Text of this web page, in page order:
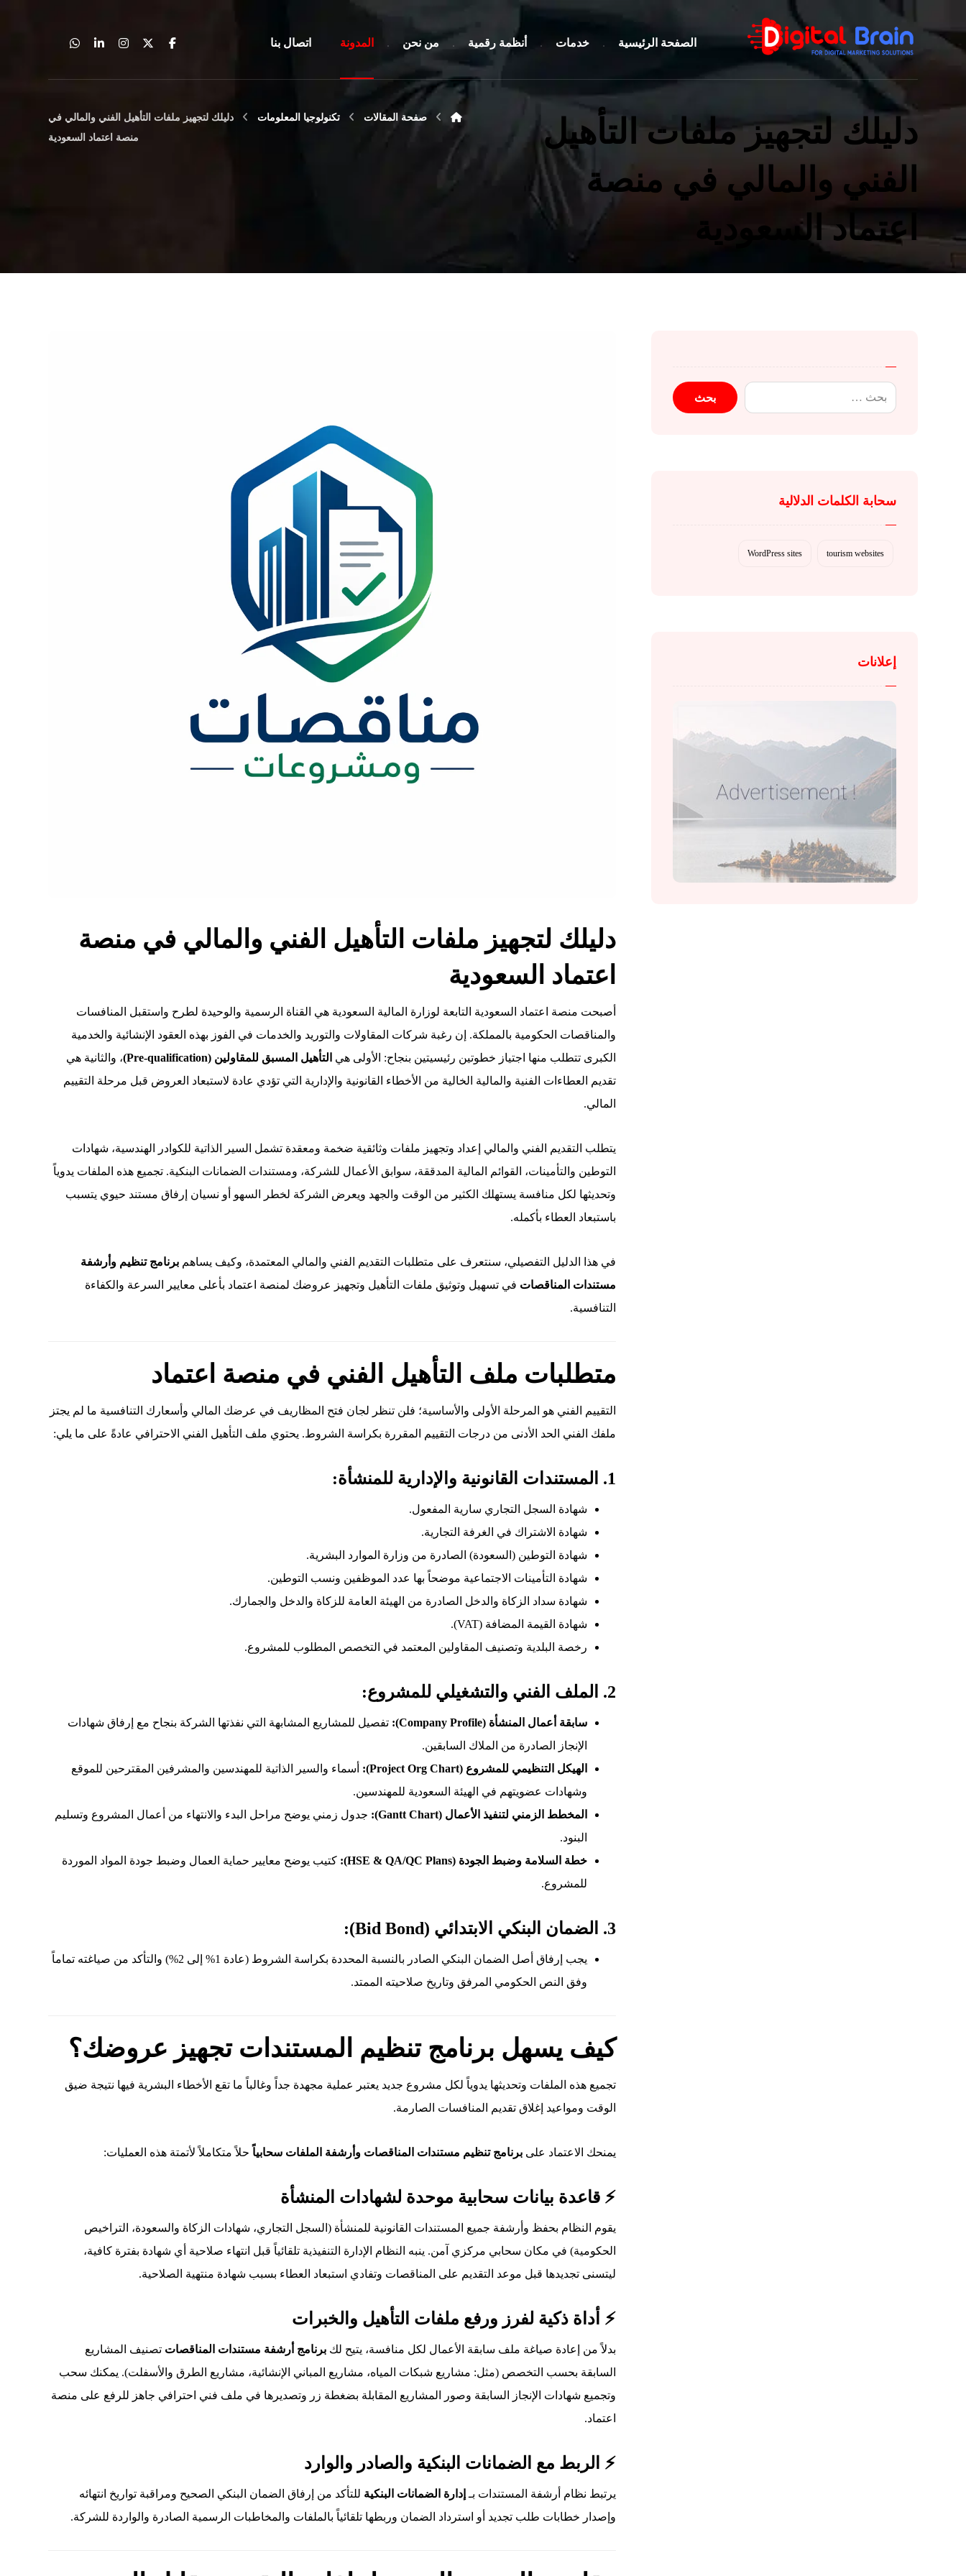
الصفحة الرئيسية خدمات أنظمة رقمية من نحن المدونة اتصال بنا
دليلك لتجهيز ملفات التأهيل
الفني والمالي في منصة
اعتماد السعودية
صفحة المقالات تكنولوجيا المعلومات
دليلك لتجهيز ملفات التأهيل الفني والمالي في
منصة اعتماد السعودية
دليلك لتجهيز ملفات التأهيل الفني والمالي في منصة
اعتماد السعودية
أصبحت منصة اعتماد السعودية التابعة لوزارة المالية السعودية هي القناة الرسمية والوحيدة لطرح واستقبل المنافسات
والمناقصات الحكومية بالمملكة. إن رغبة شركات المقاولات والتوريد والخدمات في الفوز بهذه العقود الإنشائية والخدمية
الكبرى تتطلب منها اجتياز خطوتين رئيسيتين بنجاح: الأولى هي التأهيل المسبق للمقاولين (Pre-qualification)
، والثانية هي
تقديم العطاءات الفنية والمالية الخالية من الأخطاء القانونية والإدارية التي تؤدي عادة لاستبعاد العروض قبل مرحلة التقييم
المالي.
يتطلب التقديم الفني والمالي إعداد وتجهيز ملفات وثائقية ضخمة ومعقدة تشمل السير الذاتية للكوادر الهندسية، شهادات
التوطين والتأمينات، القوائم المالية المدققة، سوابق الأعمال للشركة، ومستندات الضمانات البنكية. تجميع هذه الملفات يدوياً
وتحديثها لكل منافسة يستهلك الكثير من الوقت والجهد ويعرض الشركة لخطر السهو أو نسيان إرفاق مستند حيوي يتسبب
باستبعاد العطاء بأكمله.
في هذا الدليل التفصيلي، سنتعرف على متطلبات التقديم الفني والمالي المعتمدة، وكيف يساهم برنامج تنظيم وأرشفة
مستندات المناقصات في تسهيل وتوثيق ملفات التأهيل وتجهيز عروضك لمنصة اعتماد بأعلى معايير السرعة والكفاءة
التنافسية.
متطلبات ملف التأهيل الفني في منصة اعتماد
التقييم الفني هو المرحلة الأولى والأساسية؛ فلن تنظر لجان فتح المظاريف في عرضك المالي وأسعارك التنافسية ما لم يجتز
ملفك الفني الحد الأدنى من درجات التقييم المقررة بكراسة الشروط. يحتوي ملف التأهيل الفني الاحترافي عادةً على ما يلي:
1. المستندات القانونية والإدارية للمنشأة:
شهادة السجل التجاري سارية المفعول.
شهادة الاشتراك في الغرفة التجارية.
شهادة التوطين (السعودة) الصادرة من وزارة الموارد البشرية.
شهادة التأمينات الاجتماعية موضحاً بها عدد الموظفين ونسب التوطين.
شهادة سداد الزكاة والدخل الصادرة من الهيئة العامة للزكاة والدخل والجمارك.
شهادة القيمة المضافة (VAT).
رخصة البلدية وتصنيف المقاولين المعتمد في التخصص المطلوب للمشروع.
2. الملف الفني والتشغيلي للمشروع:
سابقة أعمال المنشأة (Company Profile):
تفصيل للمشاريع المشابهة التي نفذتها الشركة بنجاح مع إرفاق شهادات
الإنجاز الصادرة من الملاك السابقين.
الهيكل التنظيمي للمشروع (Project Org Chart):
أسماء والسير الذاتية للمهندسين والمشرفين المقترحين للموقع
وشهادات عضويتهم في الهيئة السعودية للمهندسين.
المخطط الزمني لتنفيذ الأعمال (Gantt Chart):
جدول زمني يوضح مراحل البدء والانتهاء من أعمال المشروع وتسليم
البنود.
خطة السلامة وضبط الجودة (HSE & QA/QC Plans):
كتيب يوضح معايير حماية العمال وضبط جودة المواد الموردة
للمشروع.
3. الضمان البنكي الابتدائي (Bid Bond):
يجب إرفاق أصل الضمان البنكي الصادر بالنسبة المحددة بكراسة الشروط (عادة 1% إلى 2%) والتأكد من صياغته تماماً
وفق النص الحكومي المرفق وتاريخ صلاحيته الممتد.
كيف يسهل برنامج تنظيم المستندات تجهيز عروضك؟
تجميع هذه الملفات وتحديثها يدوياً لكل مشروع جديد يعتبر عملية مجهدة جداً وغالباً ما تقع الأخطاء البشرية فيها نتيجة ضيق
الوقت ومواعيد إغلاق تقديم المنافسات الصارمة.
يمنحك الاعتماد على برنامج تنظيم مستندات المناقصات وأرشفة الملفات سحابياً حلاً متكاملاً لأتمتة هذه العمليات:
⚡ قاعدة بيانات سحابية موحدة لشهادات المنشأة
يقوم النظام بحفظ وأرشفة جميع المستندات القانونية للمنشأة (السجل التجاري، شهادات الزكاة والسعودة، التراخيص
الحكومية) في مكان سحابي مركزي آمن. ينبه النظام الإدارة التنفيذية تلقائياً قبل انتهاء صلاحية أي شهادة بفترة كافية،
ليتسنى تجديدها قبل موعد التقديم على المناقصات وتفادي استبعاد العطاء بسبب شهادة منتهية الصلاحية.
⚡ أداة ذكية لفرز ورفع ملفات التأهيل والخبرات
بدلاً من إعادة صياغة ملف سابقة الأعمال لكل منافسة، يتيح لك برنامج أرشفة مستندات المناقصات تصنيف المشاريع
السابقة بحسب التخصص (مثل: مشاريع شبكات المياه، مشاريع المباني الإنشائية، مشاريع الطرق والأسفلت). يمكنك سحب
وتجميع شهادات الإنجاز السابقة وصور المشاريع المقابلة بضغطة زر وتصديرها في ملف فني احترافي جاهز للرفع على منصة
اعتماد.
⚡ الربط مع الضمانات البنكية والصادر والوارد
يرتبط نظام أرشفة المستندات بـ إدارة الضمانات البنكية للتأكد من إرفاق الضمان البنكي الصحيح ومراقبة تواريخ انتهائه
وإصدار خطابات طلب تجديد أو استرداد الضمان وربطها تلقائياً بالملفات والمخاطبات الرسمية الصادرة والواردة للشركة.
سحابة الكلمات الدلالية
tourism websites
WordPress sites
إعلانات